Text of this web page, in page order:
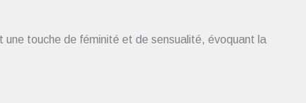
une touche de féminité et de sensualité, évoquant la